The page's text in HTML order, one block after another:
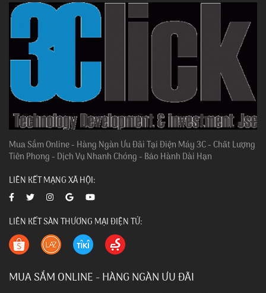
Mua Sắm Online - Hàng Ngàn Ưu Đãi Tại Điện Máy 3C - Chất Lượng
Tiên Phong - Dịch Vụ Nhanh Chóng - Bảo Hành Dài Hạn
LIÊN KẾT MẠNG XÃ HỘI:
LIÊN KẾT SÀN THƯƠNG MẠI ĐIỆN TỬ:
MUA SẮM ONLINE - HÀNG NGÀN ƯU ĐÃI